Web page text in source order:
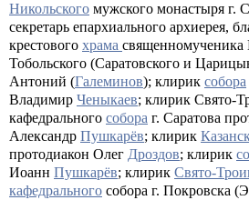
Никольского мужского монастыря г.
секретарь епархиального архиерея,
крестового храма священномученика
Тобольского (Саратовского и
Антоний (Галеминов); клирик собора
Владимир Ченыкаев; клирик Свято-
кафедрального собора г. Саратова
Александр Пушкарёв; клирик
протодиакон Олег Дроздов; клирик
Иоанн Пушкарёв; клирик Свято-
кафедрального собора г. Покровска